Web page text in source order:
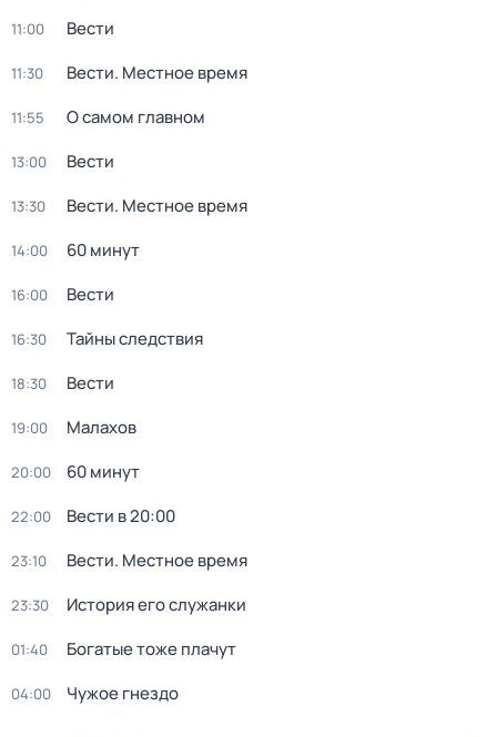
11:00 Вести
11:30 Вести. Местное время
11:55 О самом главном
13:00 Вести
13:30 Вести. Местное время
14:00 60 минут
16:00 Вести
16:30 Тайны следствия
18:30 Вести
19:00 Малахов
20:00 60 минут
22:00 Вести в 20:00
23:10 Вести. Местное время
23:30 История его служанки
01:40 Богатые тоже плачут
04:00 Чужое гнездо